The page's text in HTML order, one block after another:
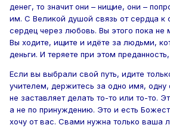
денег, то значит они – нищие, они –
им. С Великой душой связь от сердца к
сердец через любовь. Вы этого пока не
Вы ходите, ищите и идёте за людьми,
деньги. И теряете при этом
Если вы выбрали свой путь, идите
учителем, держитесь за одно имя,
не заставляет делать то-то или то-то.
а не по принуждению. Это и есть
хочу от вас. Свами нужна только ваша